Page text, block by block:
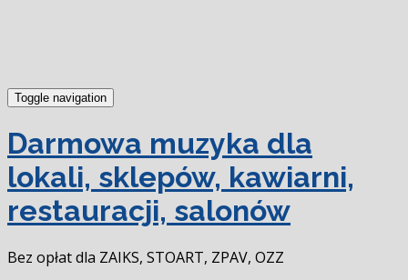
Toggle navigation
Darmowa muzyka dla
lokali, sklepów, kawiarni,
restauracji, salonów
Bez opłat dla ZAIKS, STOART, ZPAV, OZZ